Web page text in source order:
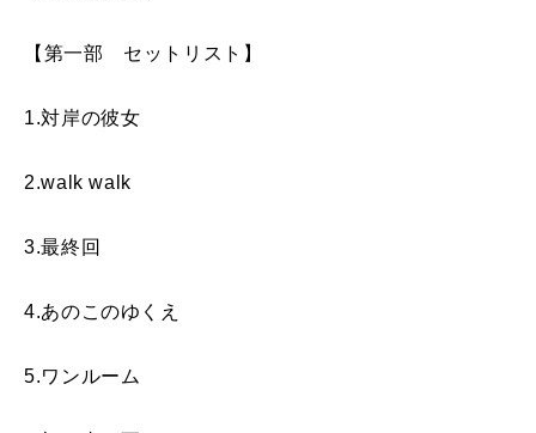
【第一部 セットリスト】
1.対岸の彼女
2.walk walk
3.最終回
4.あのこのゆくえ
5.ワンルーム